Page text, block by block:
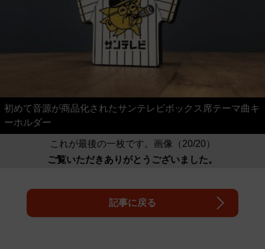
初めて音源が商品化されたサンテレビボックス席テーマ曲キ
ーホルダー
これが最後の一枚です。画像（20/20）
ご覧いただきありがとうございました。
記事に戻る